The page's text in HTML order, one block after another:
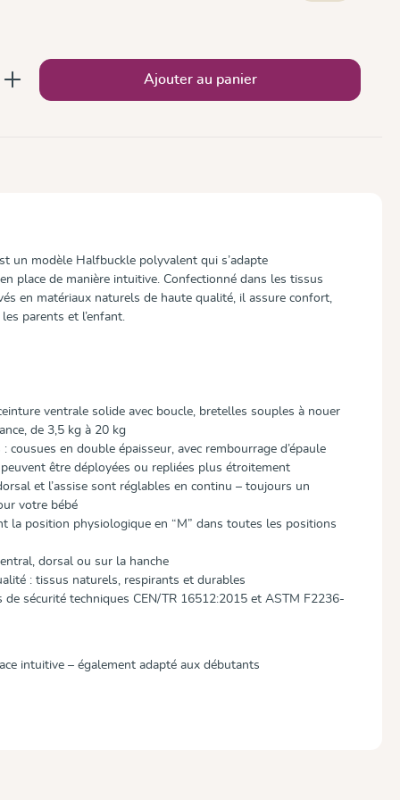
le moment.)
: Entrez la quantité souhaitée ou
Ajouter au panier
un modèle Halfbuckle polyvalent qui s’adapte
place de manière intuitive. Confectionné dans les tissus
en matériaux naturels de haute qualité, il assure confort,
parents et l’enfant.
ventrale solide avec boucle, bretelles souples à nouer
de 3,5 kg à 20 kg
cousues en double épaisseur, avec rembourrage d’épaule
être déployées ou repliées plus étroitement
et l’assise sont réglables en continu – toujours un
votre bébé
la position physiologique en “M” dans toutes les positions
dorsal ou sur la hanche
: tissus naturels, respirants et durables
de sécurité techniques CEN/TR 16512:2015 et ASTM F2236-
intuitive – également adapté aux débutants